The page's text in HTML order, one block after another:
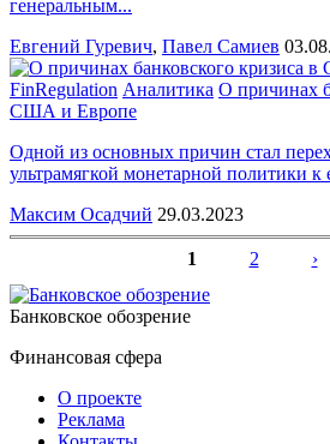
генеральным...
Евгений Гуревич, Павел Самиев
FinRegulation Аналитика О причинах
США и Европе
Одной из основных причин стал
ультрамягкой монетарной политики
Максим Осадчий 29.03.2023
Страницы
1 2 ›
Банковское обозрение
Финансовая сфера
О проекте
Реклама